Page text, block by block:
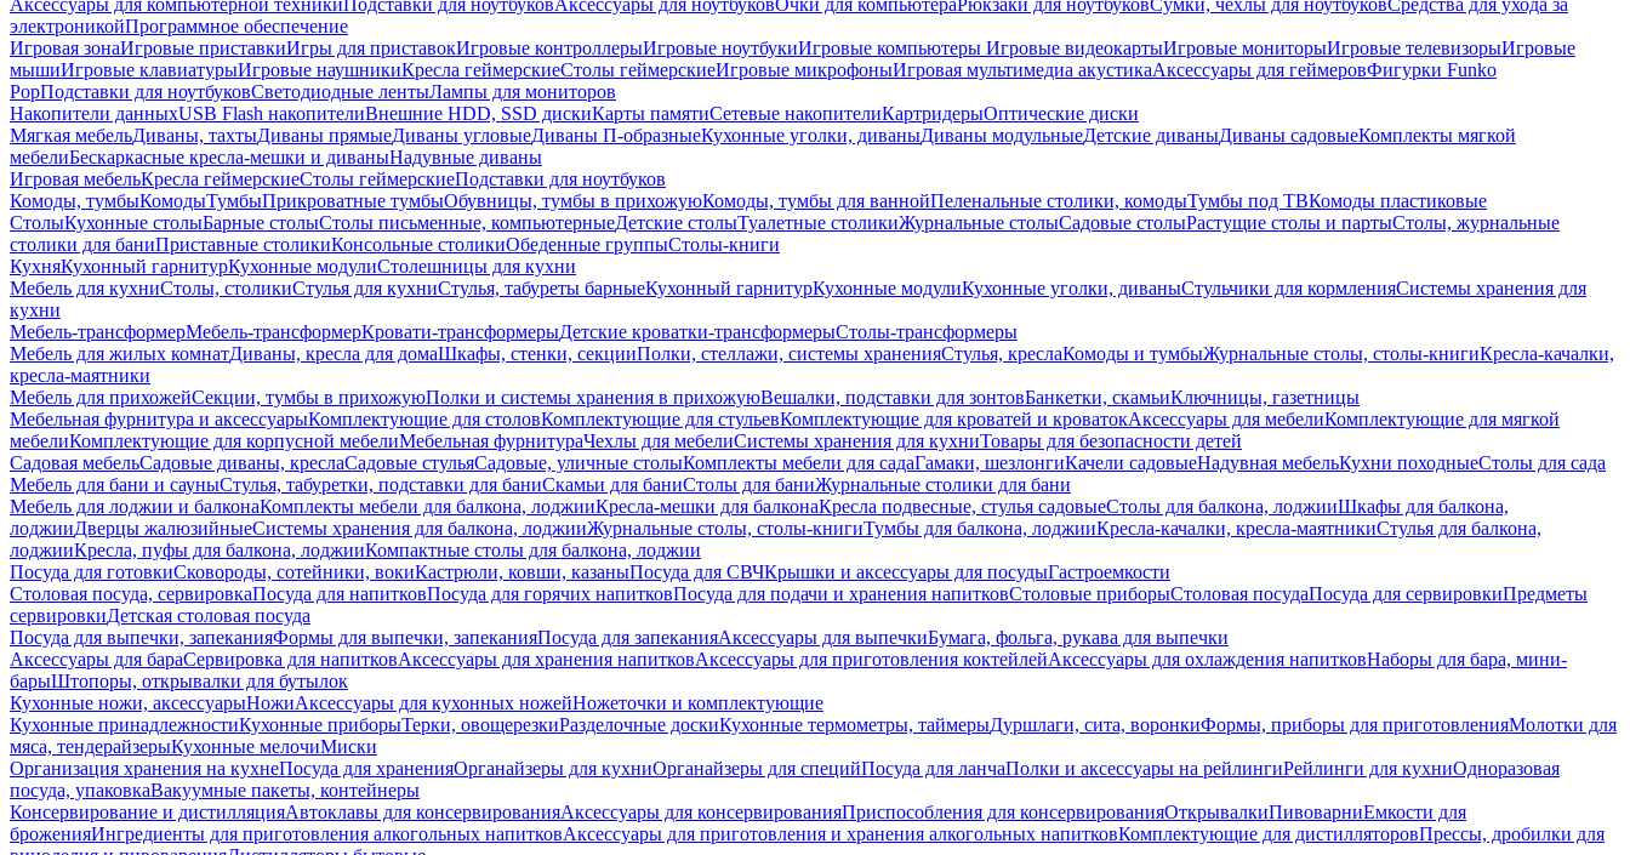
Аксессуары для компьютерной техникиПодставки для ноутбуковАксессуары для ноутбуковОчки для компьютераРюкзаки для ноутбуковСумки, чехлы для ноутбуковСредства для ухода за
электроникойПрограммное обеспечение
Игровая зонаИгровые приставкиИгры для приставокИгровые контроллерыИгровые ноутбукиИгровые компьютеры Игровые видеокартыИгровые мониторыИгровые телевизорыИгровые
мышиИгровые клавиатурыИгровые наушникиКресла геймерскиеСтолы геймерскиеИгровые микрофоныИгровая мультимедиа акустикаАксессуары для геймеровФигурки Funko
PopПодставки для ноутбуковСветодиодные лентыЛампы для мониторов
Накопители данныхUSB Flash накопителиВнешние HDD, SSD дискиКарты памятиСетевые накопителиКартридерыОптические диски
Мягкая мебельДиваны, тахтыДиваны прямыеДиваны угловыеДиваны П-образныеКухонные уголки, диваныДиваны модульныеДетские диваныДиваны садовыеКомплекты мягкой
мебелиБескаркасные кресла-мешки и диваныНадувные диваны
Игровая мебельКресла геймерскиеСтолы геймерскиеПодставки для ноутбуков
Комоды, тумбыКомодыТумбыПрикроватные тумбыОбувницы, тумбы в прихожуюКомоды, тумбы для ваннойПеленальные столики, комодыТумбы под ТВКомоды пластиковые
СтолыКухонные столыБарные столыСтолы письменные, компьютерныеДетские столыТуалетные столикиЖурнальные столыСадовые столыРастущие столы и партыСтолы, журнальные
столики для баниПриставные столикиКонсольные столикиОбеденные группыСтолы-книги
КухняКухонный гарнитурКухонные модулиСтолешницы для кухни
Мебель для кухниСтолы, столикиСтулья для кухниСтулья, табуреты барныеКухонный гарнитурКухонные модулиКухонные уголки, диваныСтульчики для кормленияСистемы хранения для
кухни
Мебель-трансформерМебель-трансформерКровати-трансформерыДетские кроватки-трансформерыСтолы-трансформеры
Мебель для жилых комнатДиваны, кресла для домаШкафы, стенки, секцииПолки, стеллажи, системы храненияСтулья, креслаКомоды и тумбыЖурнальные столы, столы-книгиКресла-качалки,
кресла-маятники
Мебель для прихожейСекции, тумбы в прихожуюПолки и системы хранения в прихожуюВешалки, подставки для зонтовБанкетки, скамьиКлючницы, газетницы
Мебельная фурнитура и аксессуарыКомплектующие для столовКомплектующие для стульевКомплектующие для кроватей и кроватокАксессуары для мебелиКомплектующие для мягкой
мебелиКомплектующие для корпусной мебелиМебельная фурнитураЧехлы для мебелиСистемы хранения для кухниТовары для безопасности детей
Садовая мебельСадовые диваны, креслаСадовые стульяСадовые, уличные столыКомплекты мебели для садаГамаки, шезлонгиКачели садовыеНадувная мебельКухни походныеСтолы для сада
Мебель для бани и сауныСтулья, табуретки, подставки для баниСкамьи для баниСтолы для баниЖурнальные столики для бани
Мебель для лоджии и балконаКомплекты мебели для балкона, лоджииКресла-мешки для балконаКресла подвесные, стулья садовыеСтолы для балкона, лоджииШкафы для балкона,
лоджииДверцы жалюзийныеСистемы хранения для балкона, лоджииЖурнальные столы, столы-книгиТумбы для балкона, лоджииКресла-качалки, кресла-маятникиСтулья для балкона,
лоджииКресла, пуфы для балкона, лоджииКомпактные столы для балкона, лоджии
Посуда для готовкиСковороды, сотейники, вокиКастрюли, ковши, казаныПосуда для СВЧКрышки и аксессуары для посудыГастроемкости
Столовая посуда, сервировкаПосуда для напитковПосуда для горячих напитковПосуда для подачи и хранения напитковСтоловые приборыСтоловая посудаПосуда для сервировкиПредметы
сервировкиДетская столовая посуда
Посуда для выпечки, запеканияФормы для выпечки, запеканияПосуда для запеканияАксессуары для выпечкиБумага, фольга, рукава для выпечки
Аксессуары для бараСервировка для напитковАксессуары для хранения напитковАксессуары для приготовления коктейлейАксессуары для охлаждения напитковНаборы для бара, мини-
барыШтопоры, открывалки для бутылок
Кухонные ножи, аксессуарыНожиАксессуары для кухонных ножейНожеточки и комплектующие
Кухонные принадлежностиКухонные приборыТерки, овощерезкиРазделочные доскиКухонные термометры, таймерыДуршлаги, сита, воронкиФормы, приборы для приготовленияМолотки для
мяса, тендерайзерыКухонные мелочиМиски
Организация хранения на кухнеПосуда для храненияОрганайзеры для кухниОрганайзеры для специйПосуда для ланчаПолки и аксессуары на рейлингиРейлинги для кухниОдноразовая
посуда, упаковкаВакуумные пакеты, контейнеры
Консервирование и дистилляцияАвтоклавы для консервированияАксессуары для консервированияПриспособления для консервированияОткрывалкиПивоварниЕмкости для
броженияИнгредиенты для приготовления алкогольных напитковАксессуары для приготовления и хранения алкогольных напитковКомплектующие для дистилляторовПрессы, дробилки для